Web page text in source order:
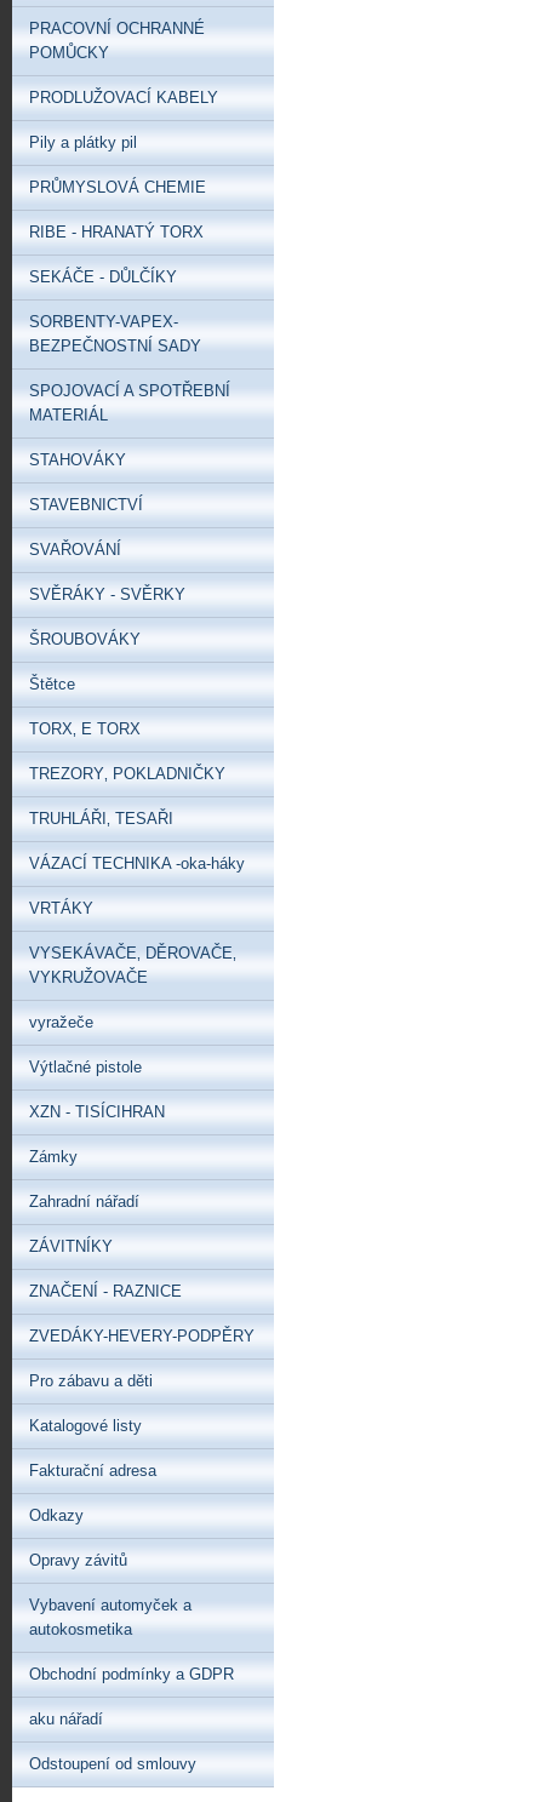
PRACOVNÍ OCHRANNÉ
POMŮCKY
PRODLUŽOVACÍ KABELY
Pily a plátky pil
PRŮMYSLOVÁ CHEMIE
RIBE - HRANATÝ TORX
SEKÁČE - DŮLČÍKY
SORBENTY-VAPEX-
BEZPEČNOSTNÍ SADY
SPOJOVACÍ A SPOTŘEBNÍ
MATERIÁL
STAHOVÁKY
STAVEBNICTVÍ
SVAŘOVÁNÍ
SVĚRÁKY - SVĚRKY
ŠROUBOVÁKY
Štětce
TORX‚ E TORX
TREZORY‚ POKLADNIČKY
TRUHLÁŘI‚ TESAŘI
VÁZACÍ TECHNIKA -oka-háky
VRTÁKY
VYSEKÁVAČE‚ DĚROVAČE‚
VYKRUŽOVAČE
vyražeče
Výtlačné pistole
XZN - TISÍCIHRAN
Zámky
Zahradní nářadí
ZÁVITNÍKY
ZNAČENÍ - RAZNICE
ZVEDÁKY-HEVERY-PODPĚRY
Pro zábavu a děti
Katalogové listy
Fakturační adresa
Odkazy
Opravy závitů
Vybavení automyček a
autokosmetika
Obchodní podmínky a GDPR
aku nářadí
Odstoupení od smlouvy